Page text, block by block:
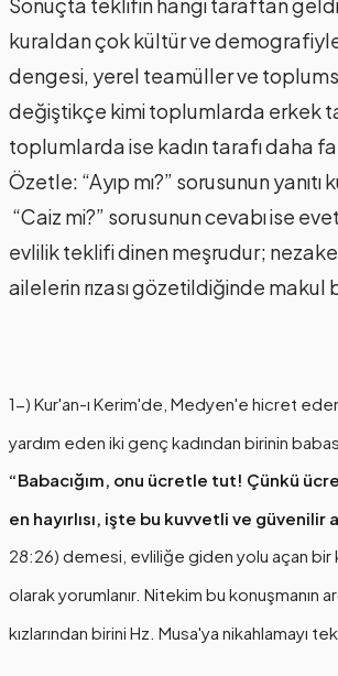
kuraldan çok kültür ve
dengesi, yerel teamüller ve
değiştikçe kimi toplumlarda erkek
toplumlarda ise kadın tarafı daha
Özetle: “Ayıp mı?” sorusunun yanıtı
“Caiz mi?” sorusunun cevabı ise
evlilik teklifi dinen meşrudur;
ailelerin rızası gözetildiğinde makul
1-) Kur'an-ı Kerim'de, Medyen'e hicret
yardım eden iki genç kadından birinin
“Babacığım, onu ücretle tut! Çünkü
en hayırlısı, işte bu kuvvetli ve güvenilir
28:26) demesi, evliliğe giden yolu açan bir
olarak yorumlanır. Nitekim bu konuşmanın
kızlarından birini Hz. Musa'ya nikahlamayı